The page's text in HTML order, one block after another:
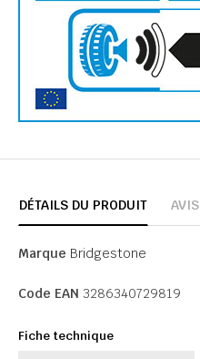
DÉTAILS DU PRODUIT AVIS
Marque Bridgestone
Code EAN 3286340729819
Fiche technique